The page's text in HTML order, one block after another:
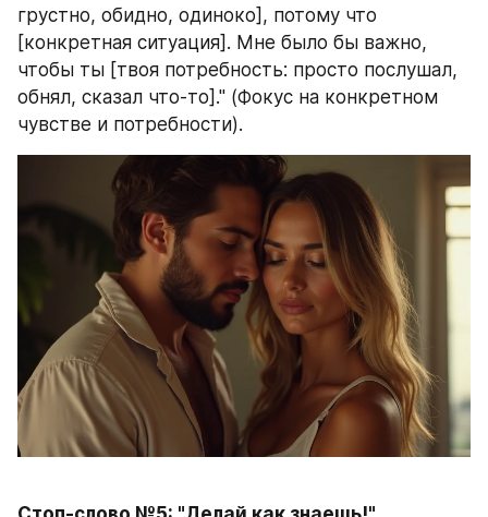
грустно, обидно, одиноко], потому что
[конкретная ситуация]. Мне было бы важно,
чтобы ты [твоя потребность: просто послушал,
обнял, сказал что-то]." (Фокус на конкретном
чувстве и потребности).